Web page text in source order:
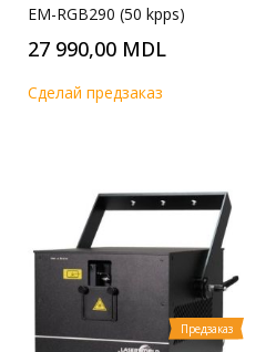
EM-RGB290 (50 kpps)
27 990,00 MDL
Cделай предзаказ
Предзаказ